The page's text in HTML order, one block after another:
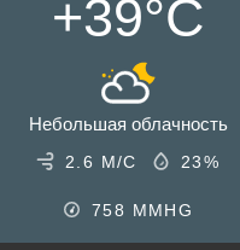
+39°C
Небольшая облачность
2.6 М/С 23%
758 MMHG